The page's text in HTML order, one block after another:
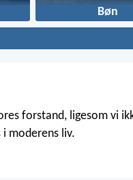
Bøn
forstand, ligesom vi
moderens liv.